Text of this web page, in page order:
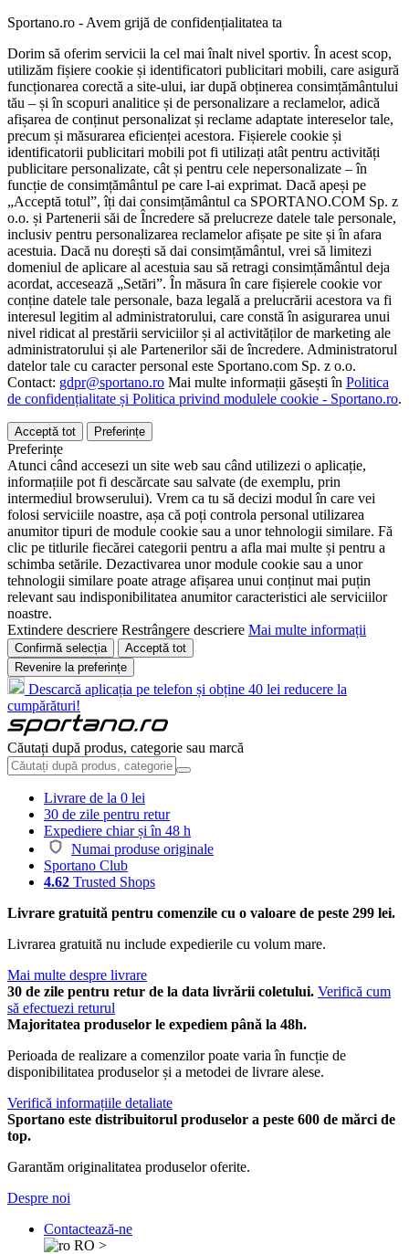
Sportano.ro - Avem grijă de confidențialitatea ta
Dorim să oferim servicii la cel mai înalt nivel sportiv. În acest scop,
utilizăm fișiere cookie și identificatori publicitari mobili, care asigură
funcționarea corectă a site-ului, iar după obținerea consimțământului
tău – și în scopuri analitice și de personalizare a reclamelor, adică
afișarea de conținut personalizat și reclame adaptate intereselor tale,
precum și măsurarea eficienței acestora. Fișierele cookie și
identificatorii publicitari mobili pot fi utilizați atât pentru activități
publicitare personalizate, cât și pentru cele nepersonalizate – în
funcție de consimțământul pe care l-ai exprimat. Dacă apeși pe
„Acceptă totul”, îți dai consimțământul ca SPORTANO.COM Sp. z
o.o. și Partenerii săi de Încredere să prelucreze datele tale personale,
inclusiv pentru personalizarea reclamelor afișate pe site și în afara
acestuia. Dacă nu dorești să dai consimțământul, vrei să limitezi
domeniul de aplicare al acestuia sau să retragi consimțământul deja
acordat, accesează „Setări”. În măsura în care fișierele cookie vor
conține datele tale personale, baza legală a prelucrării acestora va fi
interesul legitim al administratorului, care constă în asigurarea unui
nivel ridicat al prestării serviciilor și al activităților de marketing ale
administratorului și ale Partenerilor săi de încredere. Administratorul
datelor tale cu caracter personal este Sportano.com Sp. z o.o.
Contact: gdpr@sportano.ro Mai multe informații găsești în Politica
de confidențialitate și Politica privind modulele cookie - Sportano.ro.
Acceptă tot Preferințe
Preferințe
Atunci când accesezi un site web sau când utilizezi o aplicație,
informațiile pot fi descărcate sau salvate (de exemplu, prin
intermediul browserului). Vrem ca tu să decizi modul în care vei
folosi serviciile noastre, așa că poți controla personal utilizarea
anumitor tipuri de module cookie sau a unor tehnologii similare. Fă
clic pe titlurile fiecărei categorii pentru a afla mai multe și pentru a
schimba setările. Dezactivarea unor module cookie sau a unor
tehnologii similare poate atrage afișarea unui conținut mai puțin
relevant sau indisponibilitatea anumitor caracteristici ale serviciilor
noastre.
Extindere descriere Restrângere descriere Mai multe informații
Confirmă selecția
Acceptă tot
Revenire la preferințe
Descarcă aplicația pe telefon și obține 40 lei reducere la
cumpărături!
Căutați după produs, categorie sau marcă
Livrare de la 0 lei
30 de zile pentru retur
Expediere chiar și în 48 h
Numai produse originale
Sportano Club
4.62 Trusted Shops
Livrare gratuită pentru comenzile cu o valoare de peste 299 lei.
Livrarea gratuită nu include expedierile cu volum mare.
Mai multe despre livrare
30 de zile pentru retur de la data livrării coletului. Verifică cum
să efectuezi returul
Majoritatea produselor le expediem până la 48h.
Perioada de realizare a comenzilor poate varia în funcție de
disponibilitatea produselor și a metodei de livrare alese.
Verifică informațiile detaliate
Sportano este distribuitorul produselor a peste 600 de mărci de
top.
Garantăm originalitatea produselor oferite.
Despre noi
Contactează-ne
RO >